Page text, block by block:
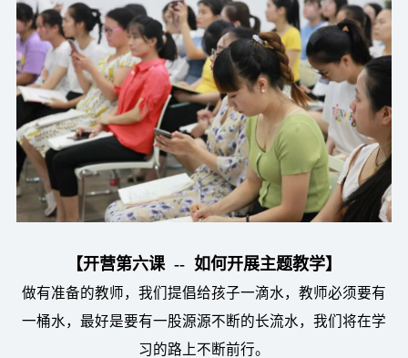
【开营第六课 -- 如何开展主题教学】
做有准备的教师，我们提倡给孩子一滴水，教师必须要有
一桶水，最好是要有一股源源不断的长流水，我们将在学
习的路上不断前行。